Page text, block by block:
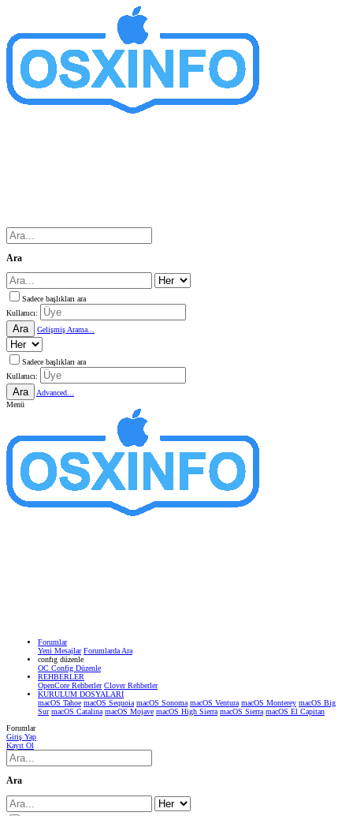
Ara
Sadece başlıkları ara
Kullanıcı:
Ara Gelişmiş Arama...
Sadece başlıkları ara
Kullanıcı:
Ara
Advanced...
Menü
Forumlar
Yeni Mesajlar Forumlarda Ara
confıg düzenle
OC Config Düzenle
REHBERLER
OpenCore Rehberler Clover Rehberler
KURULUM DOSYALARI
macOS Tahoe macOS Sequoia macOS Sonoma macOS Ventura macOS Monterey macOS Big
Sur macOS Catalina macOS Mojave macOS High Sierra macOS Sierra macOS El Capitan
Forumlar
Giriş Yap
Kayıt Ol
Ara